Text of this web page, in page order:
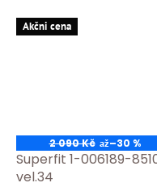
Akčni cena
2 090 Kč až–30 %
Superfit 1-006189-
vel.34